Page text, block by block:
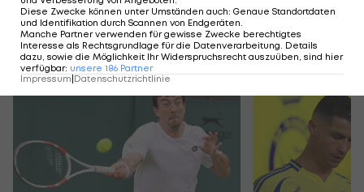
Mehr zum Thema
Diese Zwecke können unter Umständen auch: Genaue Standortdaten
und Identifikation durch Scannen von Endgeräten.
Manche Partner verwenden für gewisse Zwecke berechtigtes
Interesse als Rechtsgrundlage für die Datenverarbeitung. Details
dazu, sowie die Möglichkeit Ihr Widerspruchsrecht auszuüben, sind hier
verfügbar: unsere 186 Partner
Impressum Datenschutzrichtlinie